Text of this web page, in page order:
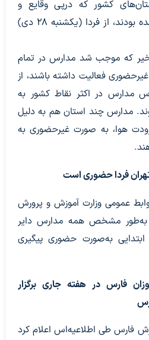
کشور که درپی وقایع و
ناآرامی‌های اخیر مجازی شده بودند، از فردا (یکشنبه ۲۸ دی)
اخیر که موجب شد مدارس در تمام
فعالیت داشته باشند، از
مدارس در اکثر نقاط کشور به
مدارس چند استان هم به دلیل
هوا، به صورت غیرحضوری به
فردا حضوری است
عمومی وزارت آموزش و پرورش
به‌طور مشخص همه مدارس دایر
به‌صورت حضوری پیگیری
فارس در هفته جاری برگزار
فارس طی اطلاعیه‌اس اعلام کرد